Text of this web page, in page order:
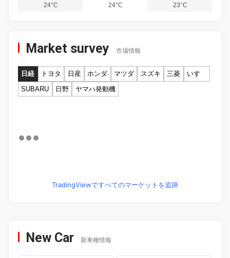
24°C
24°C
23°C
Market survey 市場情報
日経 トヨタ 日産 ホンダ マツダ スズキ 三菱
いすゞ
SUBARU
日野 ヤマハ発動機
TradingViewですべてのマーケットを追跡
New Car 新車種情報